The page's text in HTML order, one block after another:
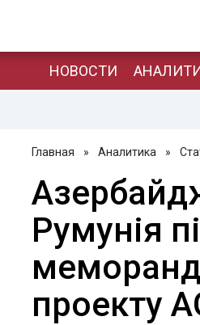
НОВОСТИ
Главная » Аналитика »
Румунія
проекту